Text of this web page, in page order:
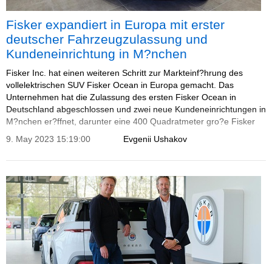
Fisker expandiert in Europa mit erster
deutscher Fahrzeugzulassung und
Kundeneinrichtung in M?nchen
Fisker Inc. hat einen weiteren Schritt zur Markteinf?hrung des
vollelektrischen SUV Fisker Ocean in Europa gemacht. Das
Unternehmen hat die Zulassung des ersten Fisker Ocean in
Deutschland abgeschlossen und zwei neue Kundeneinrichtungen in
M?nchen er?ffnet, darunter eine 400 Quadratmeter gro?e Fisker
Ausstellungsraum.
Evgenii Ushakov
9. May 2023 15:19:00